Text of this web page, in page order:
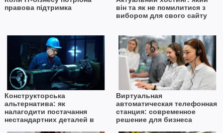
правова підтримка
він та як не помилитися з
вибором для свого сайту
Конструкторська
альтернатива: як
налагодити постачання
нестандартних деталей в
Виртуальная
автоматическая телефонная
станция: современное
решение для бизнеса